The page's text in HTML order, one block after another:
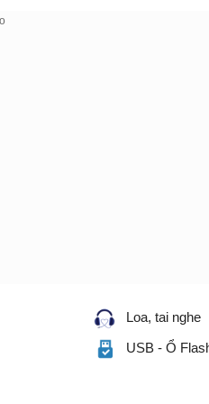
Loa, tai nghe
USB - Ổ